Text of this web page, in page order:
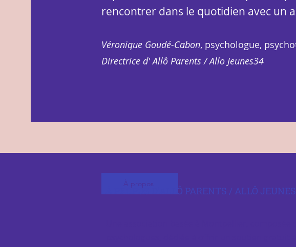
rencontrer dans le quotidien avec un
Véronique Goudé-Cabon, psychologue,
Directrice d' Allô Parents / Allo Jeunes34
À propos
À PROPOS D'ALLÔ PARENTS / ALLÔ